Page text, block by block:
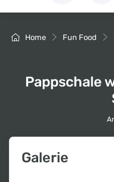
Home Fun Food
Pappschale
Galerie